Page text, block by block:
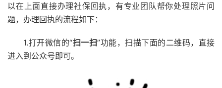
以在上面直接办理社保回执，有专业团队帮你处理照片问
题，办理回执的流程如下：
1.打开微信的“扫一扫”功能，扫描下面的二维码，直接
进入到公众号即可。